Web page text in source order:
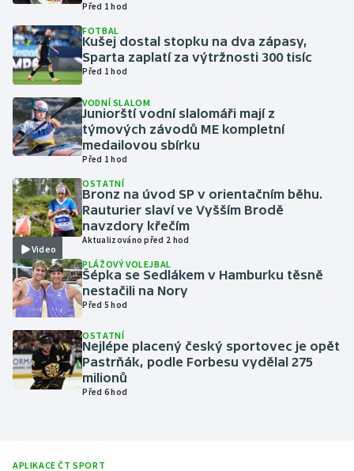
Jezdectví
Judo
Krasobruslení
Lezení
Lyže a snowboard
Moderní pětiboj
Motorsport
Olympijské hry
Parasport
Plavání
Před 1 hod
FOTBAL
Kušej dostal stopku na dva zápasy,
Sparta zaplatí za výtržnosti 300 tisíc
Před 1 hod
VODNÍ SLALOM
Juniorští vodní slalomáři mají z
týmových závodů ME kompletní
medailovou sbírku
Před 1 hod
Video
OSTATNÍ
Bronz na úvod SP v orientačním běhu.
Rauturier slaví ve Vyšším Brodě
navzdory křečím
Aktualizováno před 2 hod
PLÁŽOVÝ VOLEJBAL
Šépka se Sedlákem v Hamburku těsně
nestačili na Nory
Před 5 hod
OSTATNÍ
Nejlépe placený český sportovec je opět
Pastrňák, podle Forbesu vydělal 275
milionů
Před 6 hod
APLIKACE ČT SPORT